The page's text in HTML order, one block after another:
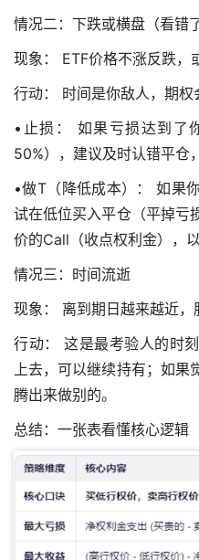
情况二：下跌或横盘（看错了
现象： ETF价格不涨反跌，
行动： 时间是你敌人，期权
•止损： 如果亏损达到了
50%），建议及时认错平仓
•做T（降低成本）： 如果
试在低位买入平仓（平掉亏
价的Call（收点权利金），
情况三：时间流逝
现象： 离到期日越来越近，
行动： 这是最考验人的时
上去，可以继续持有；如果
腾出来做别的。
总结：一张表看懂核心逻辑